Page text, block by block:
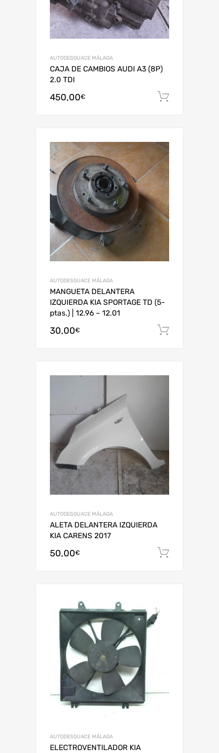
AUTODESGUACE MÁLAGA
CAJA DE CAMBIOS AUDI A3 (8P)
2.0 TDI
450,00€
AUTODESGUACE MÁLAGA
MANGUETA DELANTERA
IZQUIERDA KIA SPORTAGE TD (5-
ptas.) | 12.96 – 12.01
30,00€
AUTODESGUACE MÁLAGA
ALETA DELANTERA IZQUIERDA
KIA CARENS 2017
50,00€
AUTODESGUACE MÁLAGA
ELECTROVENTILADOR KIA